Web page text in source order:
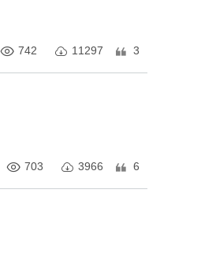
742 11297 3
703 3966 6